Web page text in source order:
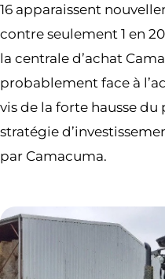
16 apparaissent
contre seulement 1 en
la centrale d’achat
probablement face à
vis de la forte hausse
stratégie
par Camacuma.